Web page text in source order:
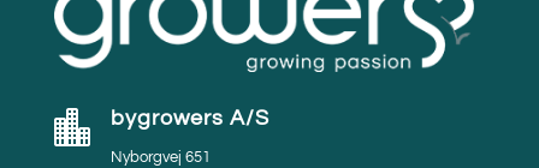
 bygrowers A/S
Nyborgvej 651